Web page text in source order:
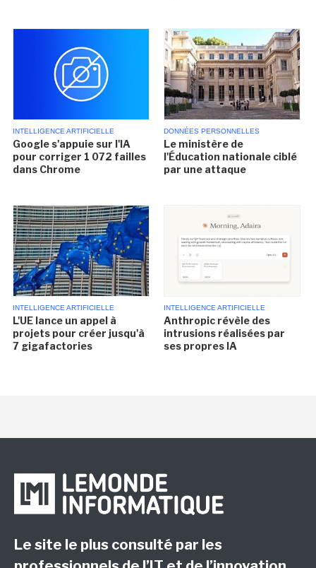
INTELLIGENCE ARTIFICIELLE
Google s'appuie sur l'IA
pour corriger 1 072 failles
dans Chrome
DONNÉES PERSONNELLES
Le ministère de
l'Éducation nationale ciblé
par une attaque
INTELLIGENCE ARTIFICIELLE
L'UE lance un appel à
projets pour créer jusqu'à
7 gigafactories
INTELLIGENCE ARTIFICIELLE
Anthropic révèle des
intrusions réalisées par
ses propres IA
Le site le plus consulté par les